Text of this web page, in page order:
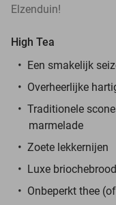
Elzenduin!
High Tea
Een smakelijk
Overheerlijke
Traditionele
marmelade
Zoete lekkernijen
Luxe
Onbeperkt thee